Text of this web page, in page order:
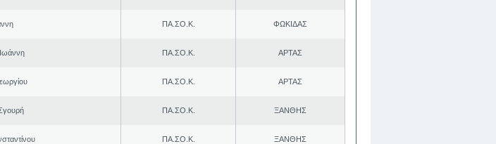
ΠΑ.ΣΟ.Κ. ΦΩΚΙΔΑΣ
ΠΑ.ΣΟ.Κ. ΑΡΤΑΣ
ΠΑ.ΣΟ.Κ. ΑΡΤΑΣ
ΠΑ.ΣΟ.Κ. ΞΑΝΘΗΣ
ΠΑ.ΣΟ.Κ. ΞΑΝΘΗΣ